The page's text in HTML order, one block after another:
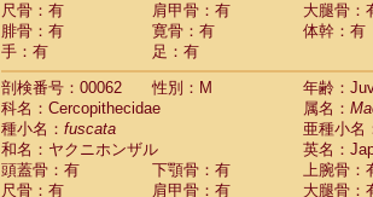
尺骨：有
肩甲骨：有
大腿骨：
腓骨：有
寛骨：有
体幹：有
手：有
足：有
剖検番号：00062
性別：M
年齢：
科名：Cercopithecidae
属名：
種小名： fuscata
亜種小名
和名：ヤクニホンザル
英名：
頭蓋骨：有
下顎骨：有
上腕骨：
尺骨：有
肩甲骨：有
大腿骨：